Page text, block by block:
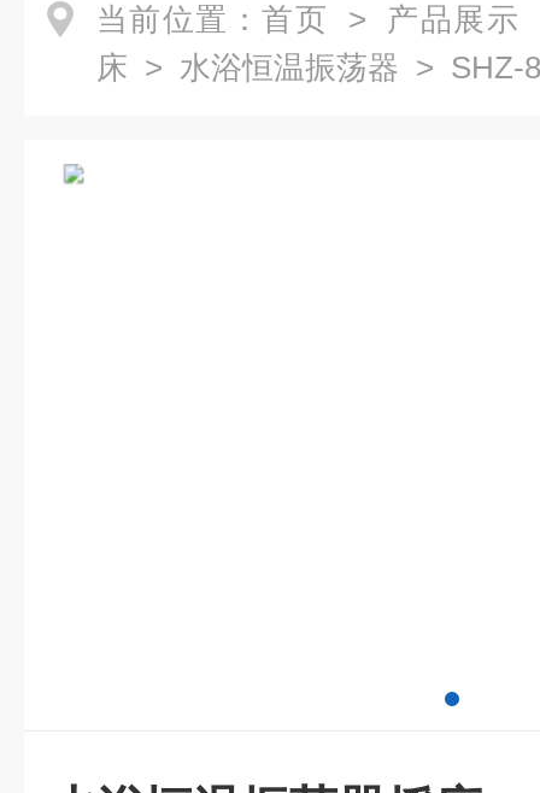
当前位置： 首页 > 产品展示
床 > 水浴恒温振荡器 > SHZ-